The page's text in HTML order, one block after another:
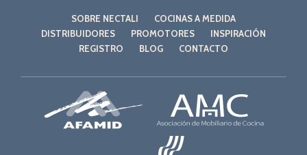
SOBRE NECTALI
COCINAS A MEDIDA
DISTRIBUIDORES
PROMOTORES
INSPIRACIÓN
REGISTRO
BLOG CONTACTO